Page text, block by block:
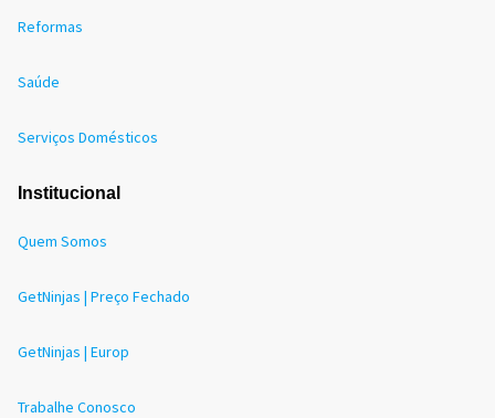
Reformas
Saúde
Serviços Domésticos
Institucional
Quem Somos
GetNinjas | Preço Fechado
GetNinjas | Europ
Trabalhe Conosco